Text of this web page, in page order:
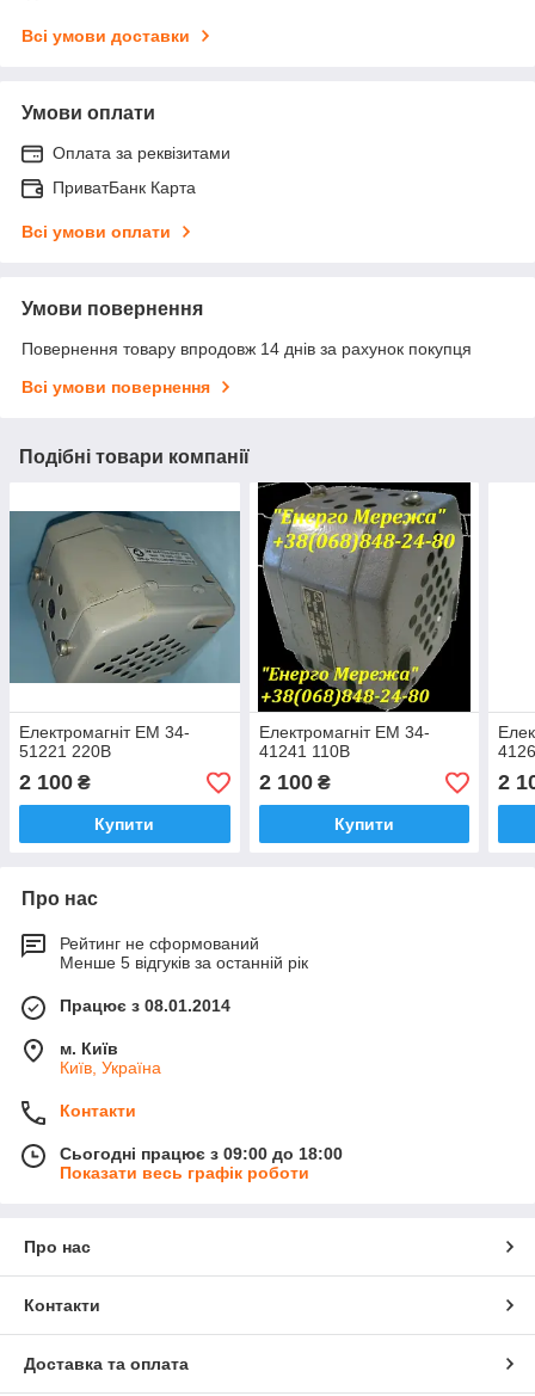
Всі умови доставки
Умови оплати
Оплата за реквізитами
ПриватБанк Карта
Всі умови оплати
Умови повернення
Повернення товару впродовж 14 днів за рахунок покупця
Всі умови повернення
Подібні товари компанії
Електромагніт ЕМ 34-
51221 220В
2 100 ₴
Купити
Електромагніт ЕМ 34-
41241 110В
2 100₴
Купити
2
Про нас
Рейтинг не сформований
Менше 5 відгуків за останній рік
Працює з 08.01.2014
м. Київ
Київ, Україна
Контакти
Сьогодні працює з 09:00 до 18:00
Показати весь графік роботи
Про нас
Контакти
Доставка та оплата